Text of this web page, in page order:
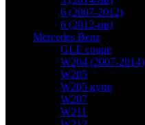
6 (2007-2012)
6 (2012-нв)
Mercedes Benz
GLE coupe
W204 (2007-2014)
W205
W205 купе
W207
W211